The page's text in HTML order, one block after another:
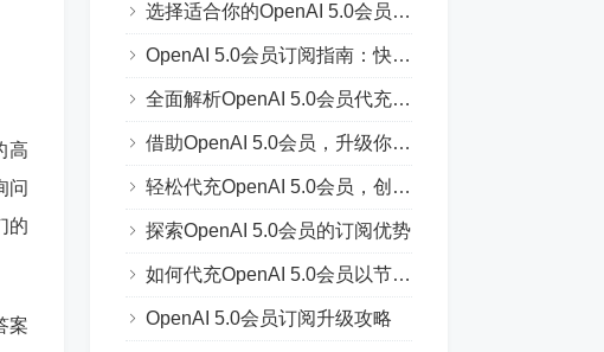
高
问
的
案
选择适合你的OpenAI 5.0会员代充方案
OpenAI 5.0会员订阅指南：快速上手
全面解析OpenAI 5.0会员代充流程
借助OpenAI 5.0会员，升级你的AI能力
轻松代充OpenAI 5.0会员，创新体验
探索OpenAI 5.0会员的订阅优势
如何代充OpenAI 5.0会员以节省费用
OpenAI 5.0会员订阅升级攻略